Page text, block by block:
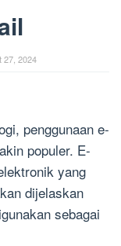
27, 2024
penggunaan e-
populer. E-
yang
dijelaskan
sebagai